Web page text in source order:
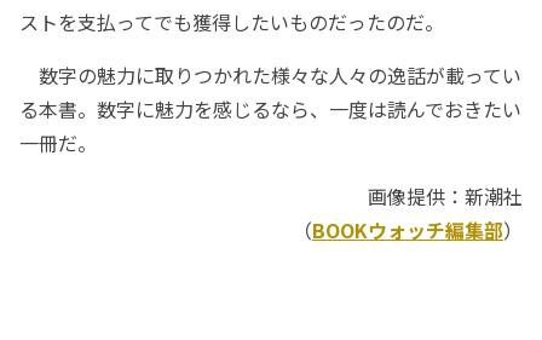
ストを支払ってでも獲得したいものだったのだ。
数字の魅力に取りつかれた様々な人々の逸話が載ってい
る本書。数字に魅力を感じるなら、一度は読んでおきたい
一冊だ。
画像提供：新潮社
（BOOKウォッチ編集部）